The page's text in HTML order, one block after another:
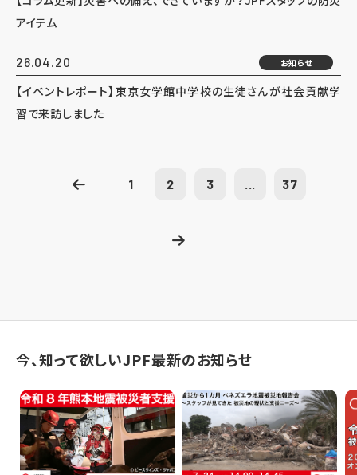
アイテム
26.04.20 お知らせ
【イベントレポート】東京女学館中学校の生徒さんが社会貢献学
習で来訪しました
1 2 3 ... 37
今、知って欲しいJPF最新のお知らせ